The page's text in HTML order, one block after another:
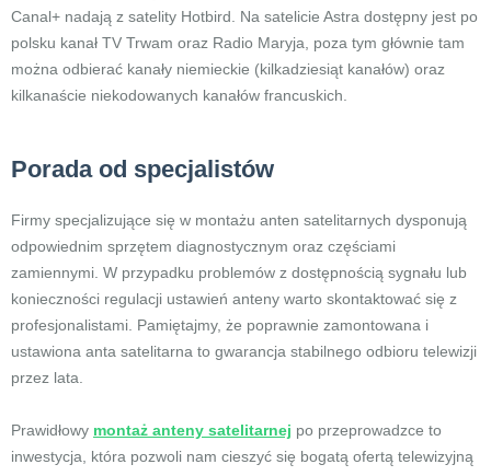
Canal+ nadają z satelity Hotbird. Na satelicie Astra dostępny jest po
polsku kanał TV Trwam oraz Radio Maryja, poza tym głównie tam
można odbierać kanały niemieckie (kilkadziesiąt kanałów) oraz
kilkanaście niekodowanych kanałów francuskich.
Porada od specjalistów
Firmy specjalizujące się w montażu anten satelitarnych dysponują
odpowiednim sprzętem diagnostycznym oraz częściami
zamiennymi. W przypadku problemów z dostępnością sygnału lub
konieczności regulacji ustawień anteny warto skontaktować się z
profesjonalistami. Pamiętajmy, że poprawnie zamontowana i
ustawiona anta satelitarna to gwarancja stabilnego odbioru telewizji
przez lata.
Prawidłowy montaż anteny satelitarnej po przeprowadzce to
inwestycja, która pozwoli nam cieszyć się bogatą ofertą telewizyjną